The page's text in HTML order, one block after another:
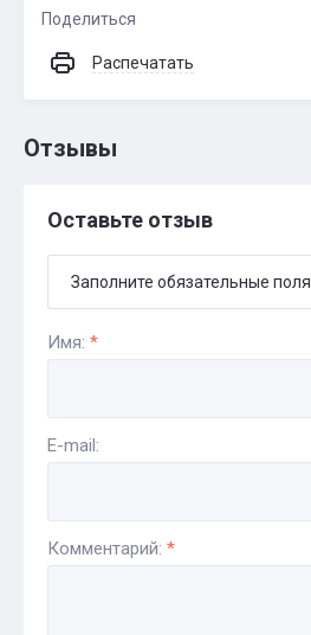
Поделиться
Распечатать
Отзывы
Оставьте отзыв
Заполните обязательные поля
Имя: *
E-mail:
Комментарий: *